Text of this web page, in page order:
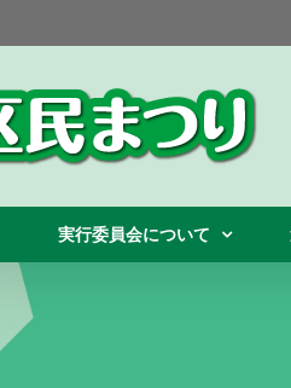
実行委員会について